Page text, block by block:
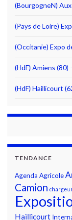
(BourgogneN)
(Pays de Loire)
(Occitanie) Expo
(HdF) Amiens
(HdF) Haillicourt
TENDANCE
Agenda Agricole
Camion
Haillicourt